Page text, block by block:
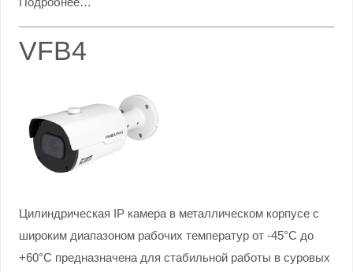
VFB4
Цилиндрическая IP камера в металлическом корпусе с
широким диапазоном рабочих температур от -45°С до
+60°С предназначена для стабильной работы в суровых